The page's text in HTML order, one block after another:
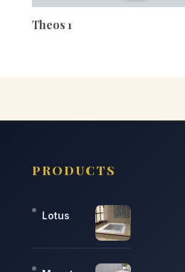
Theos 1
PRODUCTS
Lotus